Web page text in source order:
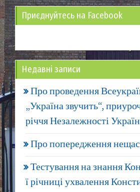
Приєднуйтесь на Facebook
Недавні записи
Про проведення
„Україна звучить“,
річчя Незалежності
Про попередження
Тестування на знання
ї річниці ухвалення